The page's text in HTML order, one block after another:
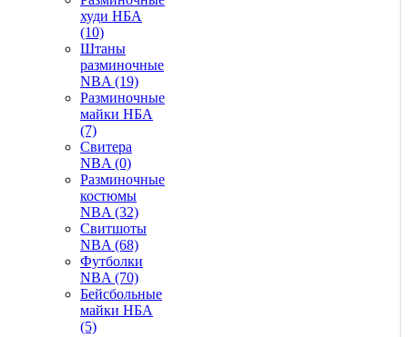
худи НБА
(10)
Штаны
разминочные
NBA (19)
Разминочные
майки НБА
(7)
Свитера
NBA (0)
Разминочные
костюмы
NBA (32)
Свитшоты
NBA (68)
Футболки
NBA (70)
Бейсбольные
майки НБА
(5)